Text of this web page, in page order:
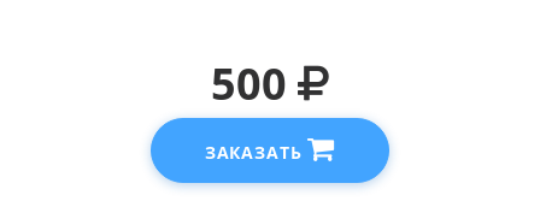
500
ЗАКАЗАТЬ